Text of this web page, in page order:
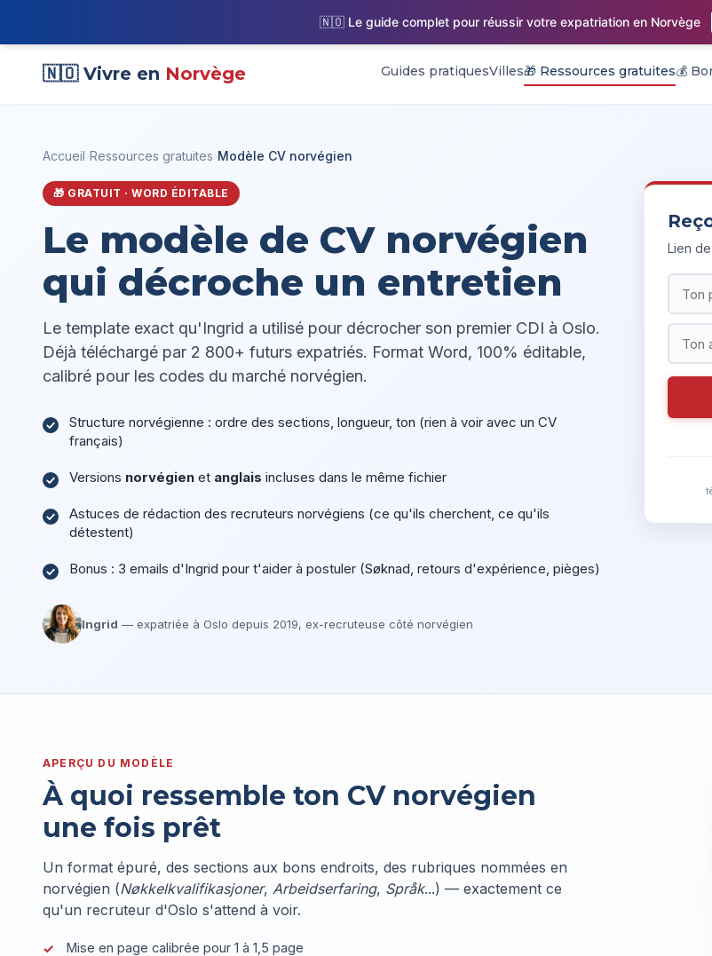
🇳🇴 Le guide complet pour réussir votre expatriation en Norvège
🇳🇴 Vivre en Norvège Guides pratiquesVilles🎁 Ressources gratuites💰
Accueil Ressources gratuites Modèle CV norvégien
🎁 GRATUIT · WORD ÉDITABLE
Le modèle de CV norvégien
qui décroche un entretien
Le template exact qu'Ingrid a utilisé pour décrocher son premier CDI à Oslo.
Déjà téléchargé par 2 800+ futurs expatriés. Format Word, 100% éditable,
calibré pour les codes du marché norvégien.
Structure norvégienne : ordre des sections, longueur, ton (rien à voir avec un CV
français)
Versions norvégien et anglais incluses dans le même fichier
Astuces de rédaction des recruteurs norvégiens (ce qu'ils cherchent, ce qu'ils
détestent)
Bonus : 3 emails d'Ingrid pour t'aider à postuler (Søknad, retours d'expérience, pièges)
Ingrid — expatriée à Oslo depuis 2019, ex-recruteuse côté norvégien
Lien
APERÇU DU MODÈLE
À quoi ressemble ton CV norvégien
une fois prêt
Un format épuré, des sections aux bons endroits, des rubriques nommées en
norvégien (Nøkkelkvalifikasjoner, Arbeidserfaring, Språk...) — exactement ce
qu'un recruteur d'Oslo s'attend à voir.
Mise en page calibrée pour 1 à 1,5 page